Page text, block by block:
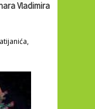
Vladimira